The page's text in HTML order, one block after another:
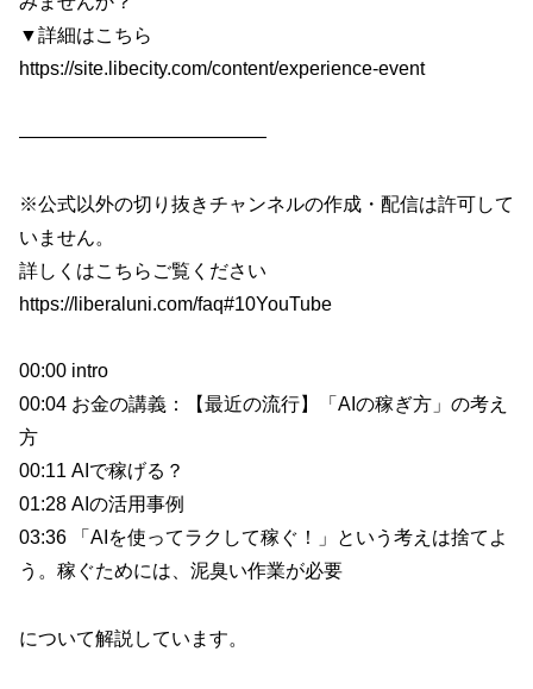
▼詳細はこちら
https://site.libecity.com/content/experience-event
—————————————
※公式以外の切り抜きチャンネルの作成・配信は許可して
いません。
詳しくはこちらご覧ください
https://liberaluni.com/faq#10YouTube
00:00 intro
00:04 お金の講義：【最近の流行】「AIの稼ぎ方」の考え
方
00:11 AIで稼げる？
01:28 AIの活用事例
03:36 「AIを使ってラクして稼ぐ！」という考えは捨てよ
う。稼ぐためには、泥臭い作業が必要
について解説しています。